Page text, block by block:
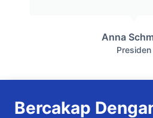
Anna
Presiden
Bercakap